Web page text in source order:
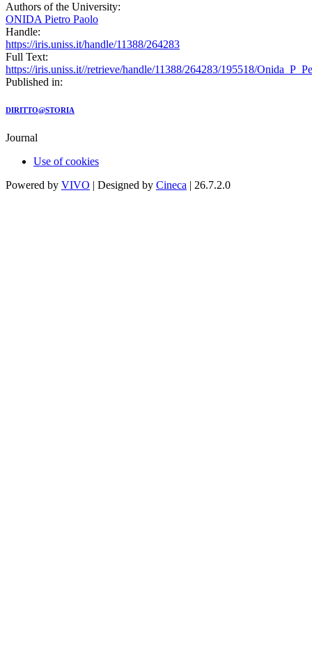
Authors of the University:
ONIDA Pietro Paolo
Handle:
https://iris.uniss.it/handle/11388/264283
Full Text:
https://iris.uniss.it//retrieve/handle/11388/264283/195518/
Published in:
DIRITTO@STORIA
Journal
Use of cookies
Powered by VIVO | Designed by Cineca | 26.7.2.0